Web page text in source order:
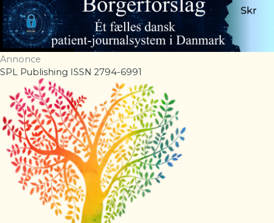
Annonce
SPL Publishing ISSN 2794-6991